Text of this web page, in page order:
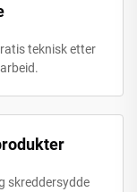
teknisk etter
skreddersydde